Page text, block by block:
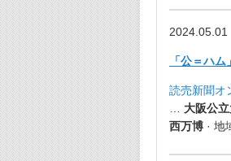
2024.05.01
「公＝ハ
読売新聞オ
… 大阪公
西万博 · 地